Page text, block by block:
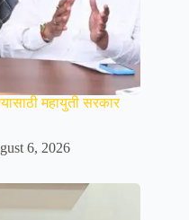
महायुती सरकार
6, 2026